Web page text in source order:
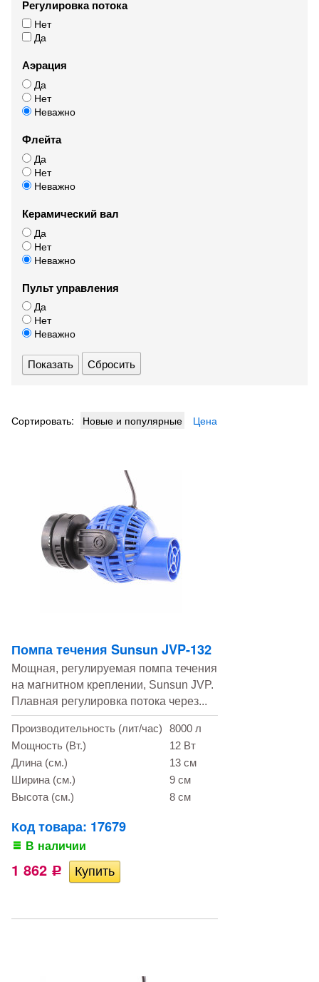
Регулировка потока
Нет
Да
Аэрация
Да
Нет
Неважно
Флейта
Да
Нет
Неважно
Керамический вал
Да
Нет
Неважно
Пульт управления
Да
Нет
Неважно
Сбросить
Сортировать: Новые и популярные Цена
Помпа течения Sunsun JVP-132
Мощная, регулируемая помпа течения
на магнитном креплении, Sunsun JVP.
Плавная регулировка потока через...
Производительность (лит/час)
8000 л
Мощность (Вт.)
12 Вт
Длина (см.)
13 см
Ширина (см.)
9 см
Высота (см.)
8 см
Код товара: 17679
В наличии
1 862 Р